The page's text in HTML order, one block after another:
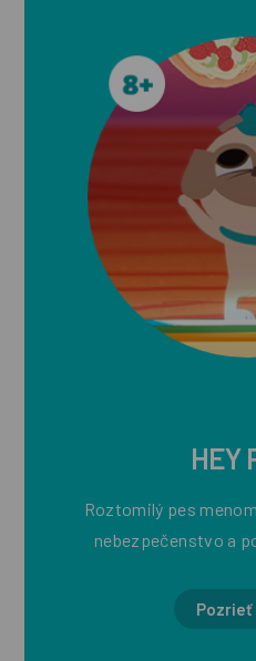
HEY
Roztomilý pes
nebezpečenstvo a